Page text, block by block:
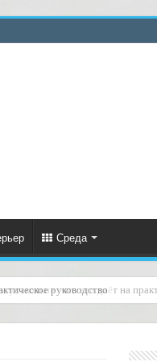
Среда
упаковки»: что это даёт на